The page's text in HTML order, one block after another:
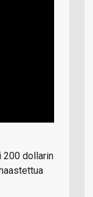
200 dollarin